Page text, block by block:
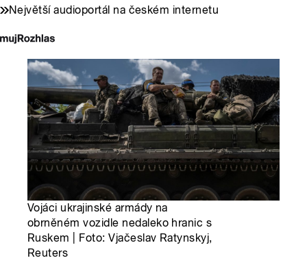
Největší audioportál na českém internetu
Vojáci ukrajinské armády na
obrněném vozidle nedaleko hranic s
Ruskem | Foto: Vjačeslav Ratynskyj,
Reuters